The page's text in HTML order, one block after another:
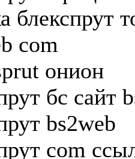
блекспрут
com
онион
бс сайт
bs2web
com